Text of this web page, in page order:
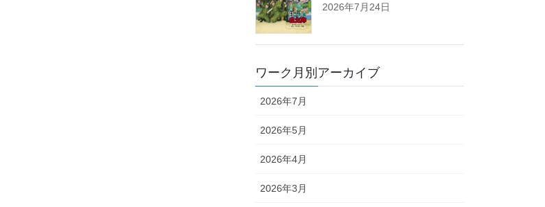
2026年7月24日
ワーク月別アーカイブ
2026年7月
2026年5月
2026年4月
2026年3月